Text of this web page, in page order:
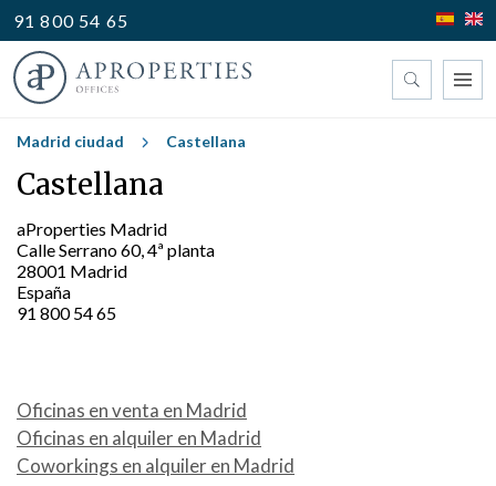
91 800 54 65
Encuentre su oficina
Tipo
Madrid ciudad Castellana
Castellana
aProperties Madrid
Calle Serrano 60, 4ª planta
28001 Madrid
España
91 800 54 65
Oficinas en venta en Madrid
Oficinas en alquiler en Madrid
Coworkings en alquiler en Madrid